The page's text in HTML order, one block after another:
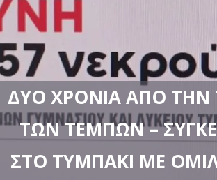
ΔΎΟ ΧΡΌΝΙΑ ΑΠΌ ΤΗΝ
ΤΩΝ ΤΕΜΠΏΝ –
ΣΤΟ ΤΥΜΠΆΚΙ ΜΕ